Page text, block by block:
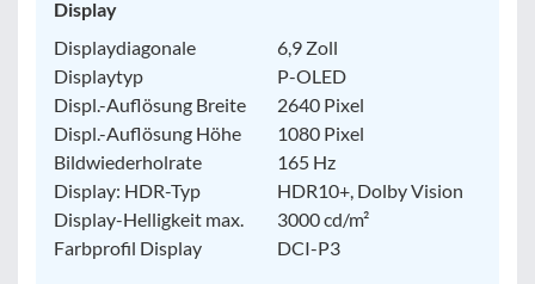
Display
Displaydiagonale
6,9 Zoll
Displaytyp
P-OLED
Displ.-Auflösung Breite
2640 Pixel
Displ.-Auflösung Höhe
1080 Pixel
Bildwiederholrate
165 Hz
Display: HDR-Typ
HDR10+, Dolby Vision
Display-Helligkeit max.
3000 cd/m²
Farbprofil Display
DCI-P3